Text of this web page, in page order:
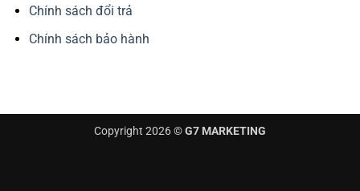
Chính sách đổi trả
Chính sách bảo hành
Copyright 2026 ©G7 MARKETING